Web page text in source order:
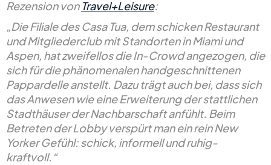
Rezension von Travel+Leisure:
„Die Filiale des Casa Tua, dem schicken Restaurant
und Mitgliederclub mit Standorten in Miami und
Aspen, hat zweifellos die In-Crowd angezogen, die
sich für die phänomenalen handgeschnittenen
Pappardelle anstellt. Dazu trägt auch bei, dass sich
das Anwesen wie eine Erweiterung der stattlichen
Stadthäuser der Nachbarschaft anfühlt. Beim
Betreten der Lobby verspürt man ein rein New
Yorker Gefühl: schick, informell und ruhig-
kraftvoll.“